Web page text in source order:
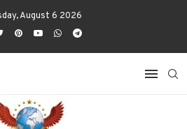
August 6 2026